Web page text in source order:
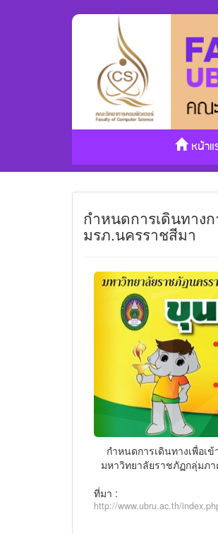
หน้าแ
กำหนดการเดินทาง
มรภ.นครราชสีมา
มหาวิทยาลัยราชภัฏกลุ่มภ
ที่มา :
http://www.ubru.ac.th/